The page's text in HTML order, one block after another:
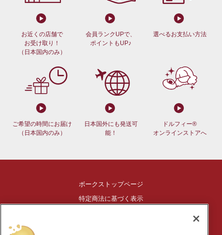
お近くの店舗で
お受け取り！
（日本国内のみ）
会員ランクUPで、
ポイントもUP♪
選べるお支払い方法
ご希望の時間にお届け
（日本国内のみ）
日本国外にも発送可
能！
ドルフィー®
オンラインストアへ
ボークストップページ
特定商法に基づく表示